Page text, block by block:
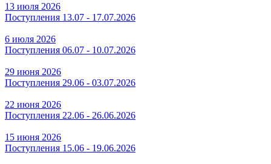
13 июля 2026
Поступления 13.07 - 17.07.2026
6 июля 2026
Поступления 06.07 - 10.07.2026
29 июня 2026
Поступления 29.06 - 03.07.2026
22 июня 2026
Поступления 22.06 - 26.06.2026
15 июня 2026
Поступления 15.06 - 19.06.2026